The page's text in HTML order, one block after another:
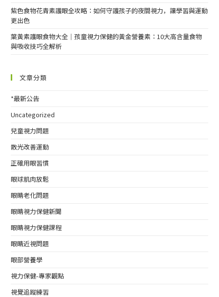
紫色食物花青素護眼全攻略：如何守護孩子的夜間視力，讓學習與運動
更出色
葉黃素護眼食物大全｜孩童視力保健的黃金營養素：10大高含量食物
與吸收技巧全解析
文章分類
*最新公告
Uncategorized
兒童視力問題
散光改善運動
正確用眼習慣
眼球肌肉放鬆
眼睛老化問題
眼睛視力保健新聞
眼睛視力保健課程
眼睛近視問題
眼部營養學
視力保健-專家觀點
視覺追蹤練習